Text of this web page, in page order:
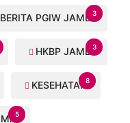
BERITA PGIW JAMBI3
HKBP JAMBI3
KESEHATAN8
5